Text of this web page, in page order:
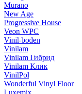
Murano
New Age
Progressive House
Veon WPC
Vinil-boden
Vinilam
Vinilam Гибрид
Vinilam Клик
VinilPol
Wonderful Vinyl Floor
Luxemix